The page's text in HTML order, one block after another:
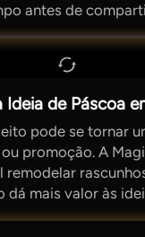
antes de
Ideia de Páscoa
pode se tornar
promoção. A
remodelar
dá mais valor às